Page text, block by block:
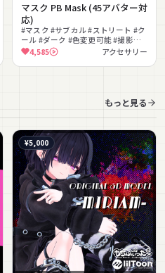
マスク PB Mask (45アバター対
応)
#マスク #サブカル #ストリート #ク
ール #ダーク #色変更可能 #撮影向
け #改変 #シンプル
4,585 アクセサリー
もっと見る
¥5,000